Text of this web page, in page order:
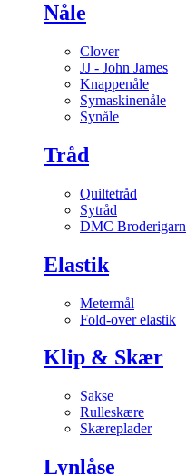
Nåle
Clover
JJ - John James
Knappenåle
Symaskinenåle
Synåle
Tråd
Quiltetråd
Sytråd
DMC Broderigarn
Elastik
Metermål
Fold-over elastik
Klip & Skær
Sakse
Rulleskære
Skæreplader
Lynlåse